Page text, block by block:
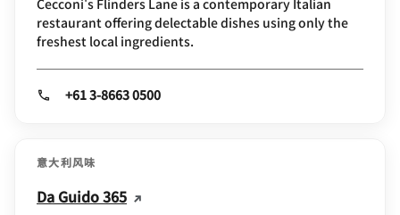
Cecconi's Flinders Lane is a contemporary Italian
restaurant offering delectable dishes using only the
freshest local ingredients.
+61 3-8663 0500
意大利风味
Da Guido 365